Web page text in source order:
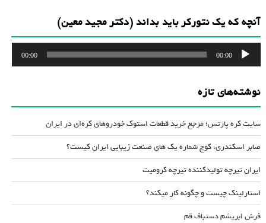
آنچه که یک نتورکر باید بداند (دکتر مجید معین)
پخش‌کننده
صوت
00:00
00:00
نوشته‌های تازه
سایت کره پارتس؛ مرجع خرید قطعات استوک خودروهای کره‌ای در ایران
صابر اسکندری، کوچ شماره یک های صنعت زیبایی ایران کیست؟
ایران تیرچه تولیدکننده تیرچه کرومیت
استارلینک چیست و چگونه کار میکند؟
فرش ابریشم دستباف قم